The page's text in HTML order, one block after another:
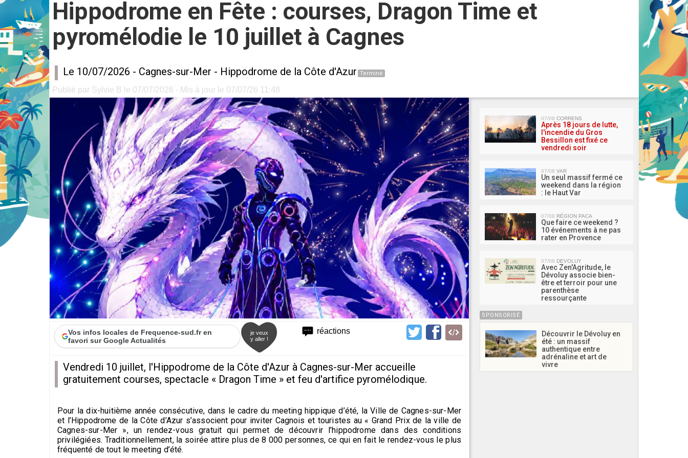
Hippodrome en Fête : courses, Dragon Time et
pyromélodie le 10 juillet à Cagnes
Le 10/07/2026 - Cagnes-sur-Mer - Hippodrome de la Côte d'Azur Terminé
Publié par Sylvie B le 07/07/2026 - Mis à jour le 07/07/26 11:48
réactions
Vos infos locales de Frequence-sud.fr en
favori sur Google Actualités
je veux
y aller !
Vendredi 10 juillet, l'Hippodrome de la Côte d'Azur à Cagnes-sur-Mer accueille
gratuitement courses, spectacle « Dragon Time » et feu d'artifice pyromélodique.
Pour la dix-huitième année consécutive, dans le cadre du meeting hippique d’été, la Ville de Cagnes-sur-Mer
et l’Hippodrome de la Côte d’Azur s’associent pour inviter Cagnois et touristes au « Grand Prix de la ville de
Cagnes-sur-Mer », un rendez-vous gratuit qui permet de découvrir l’hippodrome dans des conditions
privilégiées. Traditionnellement, la soirée attire plus de 8 000 personnes, ce qui en fait le rendez-vous le plus
fréquenté de tout le meeting d’été.
MA
07/08 CORRENS
Après 18 jours de lutte,
l'incendie du Gros
Bessillon est fixé ce
vendredi soir
07/08 VAR
Un seul massif fermé ce
weekend dans la région
: le Haut Var
07/08 RÉGION PACA
Que faire ce weekend ?
10 événements à ne pas
rater en Provence
07/08 DEVOLUY
Avec Zen'Agritude, le
Dévoluy associe bien-
être et terroir pour une
parenthèse
ressourçante
SPONSORISÉ
Découvrir le Dévoluy en
été : un massif
authentique entre
adrénaline et art de
vivre